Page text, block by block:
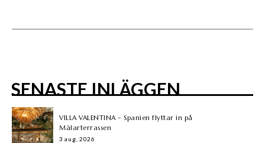
SENASTE INLÄGGEN
VILLA VALENTINA – Spanien flyttar in på
Mälarterrassen
3 aug, 2026